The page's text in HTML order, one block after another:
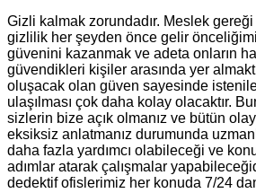
Gizli kalmak zorundadır. Meslek gereği
gizlilik her şeyden önce gelir
güvenini kazanmak ve adeta onların
güvendikleri kişiler arasında yer
oluşacak olan güven sayesinde
ulaşılması çok daha kolay olacaktır.
sizlerin bize açık olmanız ve bütün
eksiksiz anlatmanız durumunda
daha fazla yardımcı olabileceği ve
adımlar atarak çalışmalar
dedektif ofislerimiz her konuda 7/24